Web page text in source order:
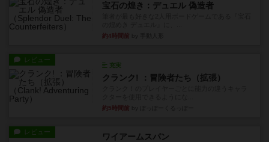
宝石の煌き：デュエル 偽造者
約4時間前
レビュー
充実
クランク! ：冒険者たち（拡張）
約5時間前
レビュー ワイアームスパン